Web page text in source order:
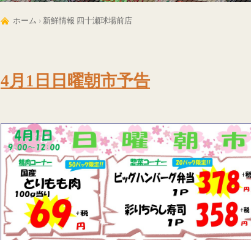
ホーム › 新鮮情報 四十瀬球場前店
4月1日日曜朝市予告